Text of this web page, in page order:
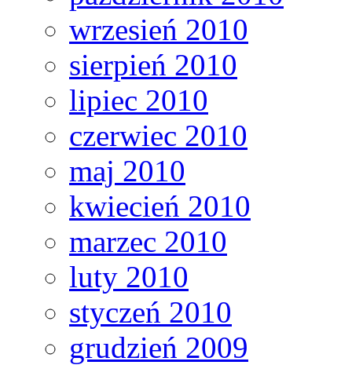
wrzesień 2010
sierpień 2010
lipiec 2010
czerwiec 2010
maj 2010
kwiecień 2010
marzec 2010
luty 2010
styczeń 2010
grudzień 2009